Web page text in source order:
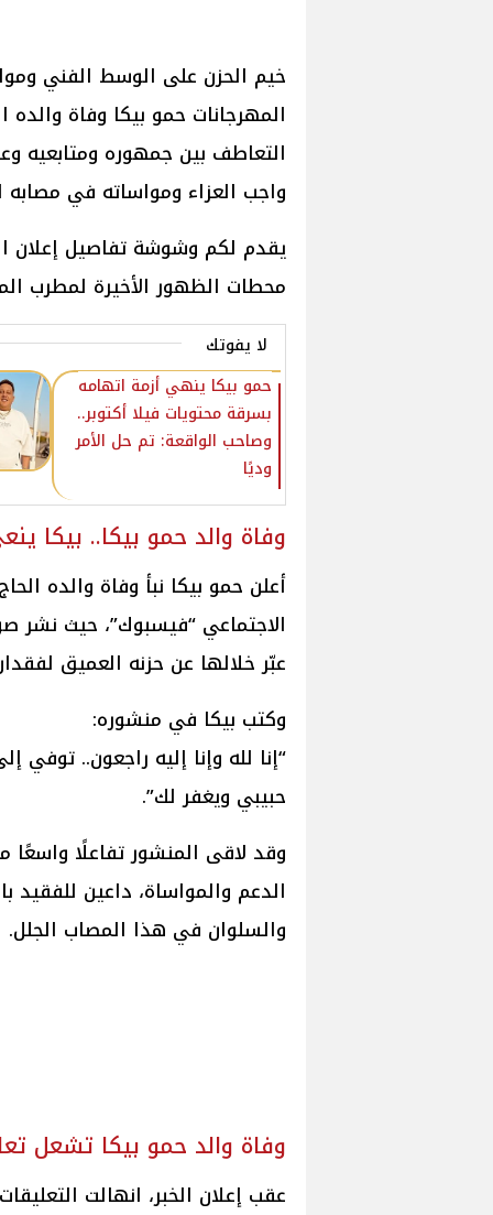
خيم الحزن على الوسط الفني
المهرجانات حمو بيكا وفاة والده
التعاطف بين جمهوره ومتابعيه
واجب العزاء ومواساته في مصابه
يقدم لكم وشوشة تفاصيل إعلان
محطات الظهور الأخيرة لمطرب
لا يفوتك
حمو بيكا ينهي أزمة اتهامه
بسرقة محتويات فيلا أكتوبر..
وصاحب الواقعة: تم حل الأمر
وديًا
وفاة والد حمو بيكا.. بيكا
أعلن حمو بيكا نبأ وفاة والده
الاجتماعي “فيسبوك”، حيث نشر
عبّر خلالها عن حزنه العميق
وكتب بيكا في منشوره:
“إنا لله وإنا إليه راجعون.. توفي
حبيبي ويغفر لك”.
وقد لاقى المنشور تفاعلًا واسعًا
الدعم والمواساة، داعين للفقيد
والسلوان في هذا المصاب الجلل.
وفاة والد حمو بيكا تشعل
عقب إعلان الخبر، انهالت